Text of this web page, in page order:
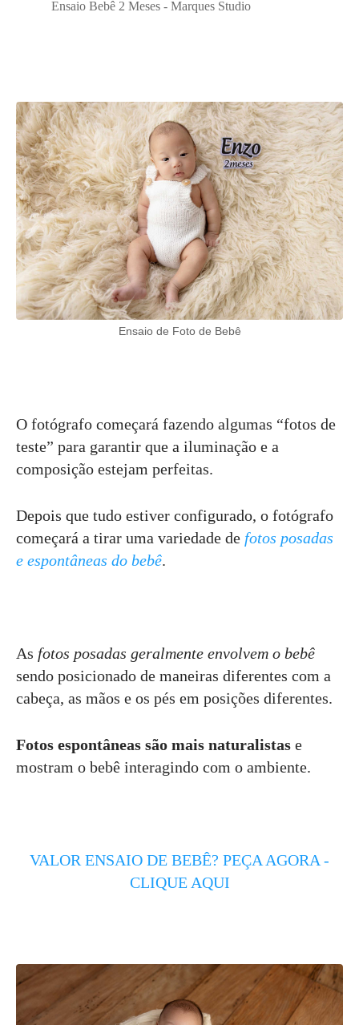
Ensaio Bebê 2 Meses - Marques Studio
Ensaio de Foto de Bebê
O fotógrafo começará fazendo algumas “fotos de
teste” para garantir que a iluminação e a
composição estejam perfeitas.
Depois que tudo estiver configurado, o fotógrafo
começará a tirar uma variedade de fotos posadas
e espontâneas do bebê.
As fotos posadas geralmente envolvem o bebê
sendo posicionado de maneiras diferentes com a
cabeça, as mãos e os pés em posições diferentes.
Fotos espontâneas são mais naturalistas e
mostram o bebê interagindo com o ambiente.
VALOR ENSAIO DE BEBÊ? PEÇA AGORA -
CLIQUE AQUI